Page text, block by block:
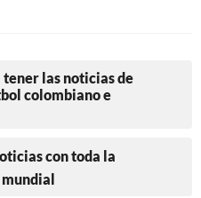
las noticias de
colombiano e
con toda la